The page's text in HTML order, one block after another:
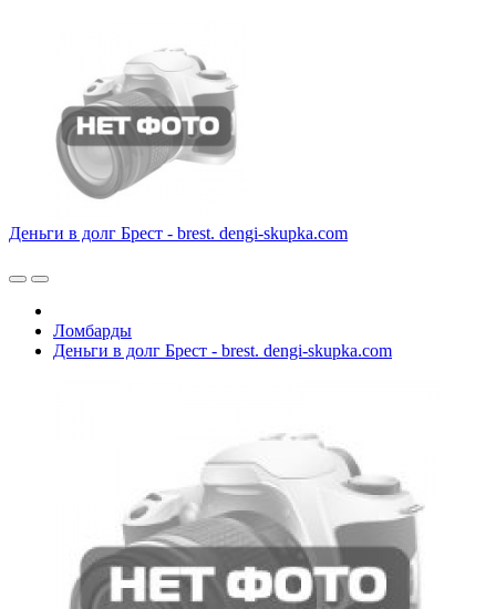
Деньги в долг Брест - brest. dengi-skupka.com
Ломбарды
Деньги в долг Брест - brest. dengi-skupka.com